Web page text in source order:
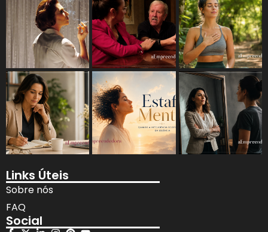
Links Úteis
Sobre nós
FAQ
Social